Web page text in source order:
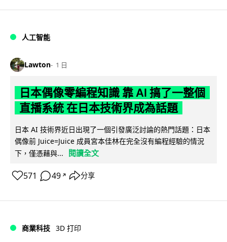
人工智能
Lawton 1 日
日本偶像零編程知識 靠 AI 搞了一整個
直播系統 在日本技術界成為話題
日本 AI 技術界近日出現了一個引發廣泛討論的熱門話題：日本
偶像前 Juice=Juice 成員宮本佳林在完全沒有編程經驗的情況
下，僅憑藉與...
閱讀全文
571 49 ↗ 分享
商業科技 3D 打印